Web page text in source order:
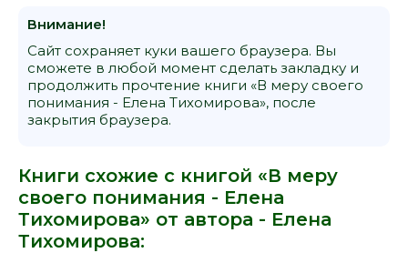
Внимание!
Сайт сохраняет куки вашего браузера. Вы
сможете в любой момент сделать закладку и
продолжить прочтение книги «В меру своего
понимания - Елена Тихомирова», после
закрытия браузера.
Книги схожие с книгой «В меру
своего понимания - Елена
Тихомирова» от автора - Елена
Тихомирова: